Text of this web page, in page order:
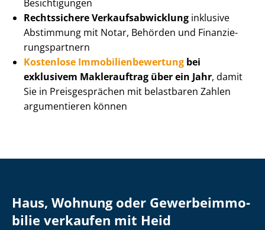
Besichtigungen
Rechtssichere Ver­kaufs­ab­wick­lung inklusive
Abstimmung mit Notar, Behörden und Fi­nan­zie­
rungs­part­nern
Kostenlose Im­mo­bi­li­en­be­wer­tung bei
exklusivem Maklerauftrag über ein Jahr, damit
Sie in Preisgesprächen mit belastbaren Zahlen
argumentieren können
Haus, Wohnung oder Ge­wer­be­im­mo­
bi­lie verkaufen mit Heid